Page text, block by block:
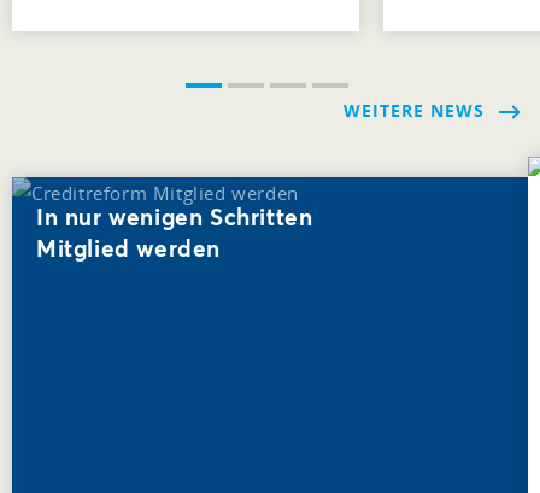
WEITERE NEWS
In nur wenigen Schritten
Mitglied werden